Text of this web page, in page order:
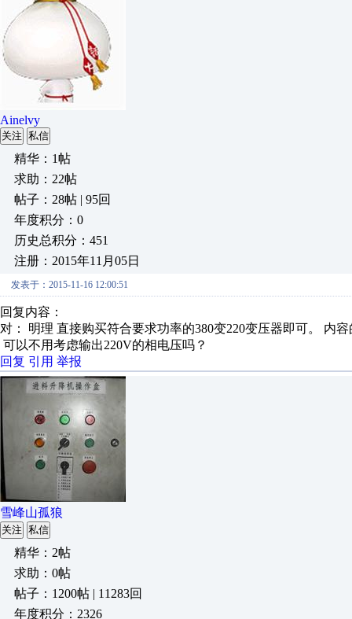
Ainelvy
关注 私信
精华：1帖
求助：22帖
帖子：28帖 | 95回
年度积分：0
历史总积分：451
注册：2015年11月05日
发表于：2015-11-16 12:00:51
回复内容：
对： 明理 直接购买符合要求功率的380变220变压器即可。 内容
可以不用考虑输出220V的相电压吗？
回复 引用 举报
雪峰山孤狼
关注 私信
精华：2帖
求助：0帖
帖子：1200帖 | 11283回
年度积分：2326